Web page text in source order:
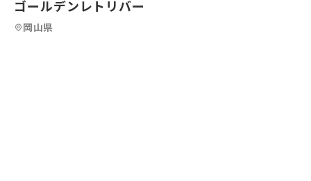
ゴールデンレトリバー
岡山県